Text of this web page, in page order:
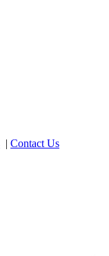
| Contact Us